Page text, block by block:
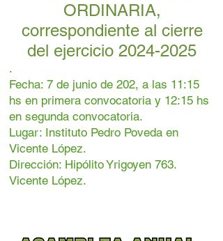
ORDINARIA,
correspondiente al cierre
del ejercicio 2024-2025
.
Fecha: 7 de junio de 202, a las 11:15
hs en primera convocatoria y 12:15 hs
en segunda convocatoria.
Lugar: Instituto Pedro Poveda en
Vicente López.
Dirección: Hipólito Yrigoyen 763.
Vicente López.